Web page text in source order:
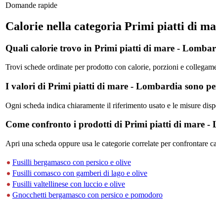
Domande rapide
Calorie nella categoria Primi piatti di
Quali calorie trovo in Primi piatti di mare -
Trovi schede ordinate per prodotto con calorie, porzioni e
I valori di Primi piatti di mare - Lombardia sono
Ogni scheda indica chiaramente il riferimento usato e le misure
Come confronto i prodotti di Primi piatti di mare -
Apri una scheda oppure usa le categorie correlate per confrontare
Fusilli bergamasco con persico e olive
Fusilli comasco con gamberi di lago e olive
Fusilli valtellinese con luccio e olive
Gnocchetti bergamasco con persico e pomodoro